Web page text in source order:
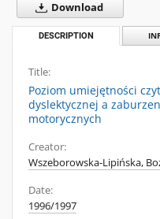
Download
DESCRIPTION
Title:
Poziom umiejętności
dyslektycznej a
motorycznych
Creator:
Wszeborowska-Lipińska,
Date:
1996/1997